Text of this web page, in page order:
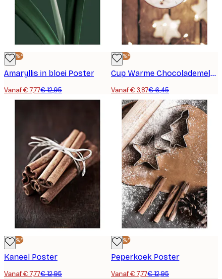
-40%*
Amaryllis in bloei Poster
Vanaf € 7,77€ 12,95
-40%*
Cup Warme Chocolademelk Poster
Vanaf € 3,87€ 6,45
-40%*
Kaneel Poster
Vanaf € 7,77€ 12,95
-40%*
Peperkoek Poster
Vanaf € 7,77€ 12,95